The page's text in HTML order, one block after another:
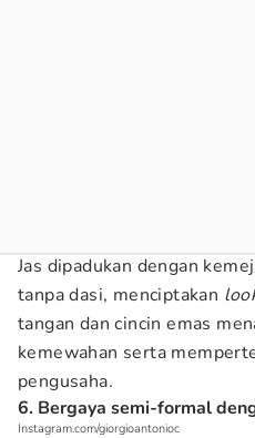
Jas dipadukan dengan
tanpa dasi, menciptakan
tangan dan cincin emas
kemewahan serta
pengusaha.
6. Bergaya semi-formal
Instagram.com/giorgioantonioc